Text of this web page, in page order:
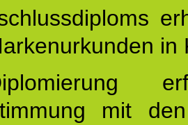
in
mit